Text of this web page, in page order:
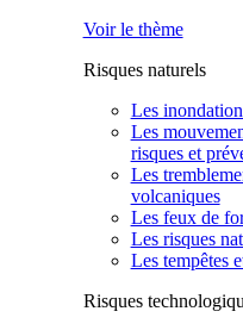
Voir le thème
Risques naturels
Les
Les
risques et
Les
volcaniques
Les feux de
Les risques
Les tempêtes
Risques